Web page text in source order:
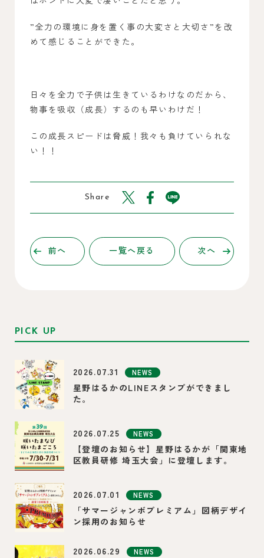
”全力の環境に身を置く事の大変さと大切さ”を改
めて感じることができた。
日々を全力で子供は生きているわけなのだから、
物事を吸収（成長）するのも早いわけだ！
この成長スピードは脅威！我々も負けていられな
い！！
Share
前へ 一覧へ戻る 次へ
PICK UP
2026.07.31 NEWS
星野はるかのLINEスタンプができまし
た。
2026.07.25 NEWS
【登壇のお知らせ】星野はるかが「関東地
区教員研修 埼玉大会」に登壇します。
2026.07.01 NEWS
「サマージャンボプレミアム」図柄デザイ
ン採用のお知らせ
2026.06.29 NEWS